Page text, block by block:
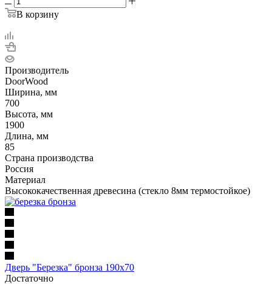
В корзину
Производитель
DoorWood
Ширина, мм
700
Высота, мм
1900
Длина, мм
85
Страна производства
Россия
Материал
Высококачественная древесина (стекло 8мм термостойкое)
Дверь "Березка" бронза 190х70
Достаточно